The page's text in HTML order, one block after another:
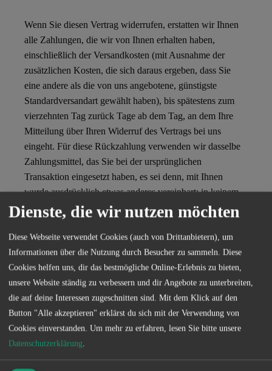
Wenn Sie diesen Vertrag widerrufen, erstatten wir Ihnen
alle Zahlungen, die wir von Ihnen erhalten haben,
einschließlich der Versandkosten (mit Ausnahme der
zusätzlichen Kosten, die sich daraus ergeben, dass Sie
eine andere als die von uns angebotene, günstigste
Standardversandart gewählt haben), bis spätestens zum
vierzehnten Tag zurück Tage ab dem Tag, an dem Ihre
Mitteilung über Ihren Widerruf des Vertrags bei uns
eingeht. Für diese Rückzahlung verwenden wir dasselbe
Zahlungsmittel, das Sie bei der ursprünglichen
Transaktion eingesetzt haben, es sei denn, mit Ihnen
wurde ausdrücklich etwas anderes vereinbart; in keinem
Fall werden Ihnen wegen dieser Rückzahlung Entgelte
berechnet.
5.2. Erlöschen des Widerrufsrechts
Wenn wir gemäß § 356 Abs. 4 BGB die Dienstleistung
vollständig erbracht haben und mit der Ausführung der
Dienstleistung erst mit Ihrer ausdrücklichen Zustimmung
beginnen, erlischt Ihr Widerrufsrecht unter Bestätigung
Ihres Verständnisses und Sie verlieren, wenn wir den
Vertrag vollständig erfüllen das Widerrufsrecht.
Dienste, die wir nutzen möchten
Diese Webseite verwendet Cookies (auch von Drittanbietern), um
Informationen über die Nutzung durch Besucher zu sammeln. Diese
Cookies helfen uns, dir das bestmögliche Online-Erlebnis zu bieten,
unsere Website ständig zu verbessern und dir Angebote zu unterbreiten,
die auf deine Interessen zugeschnitten sind. Mit dem Klick auf den
Button "Alle akzeptieren" erklärst du sich mit der Verwendung von
Cookies einverstanden. Um mehr zu erfahren, lesen Sie bitte unsere
Datenschutzerklärung.